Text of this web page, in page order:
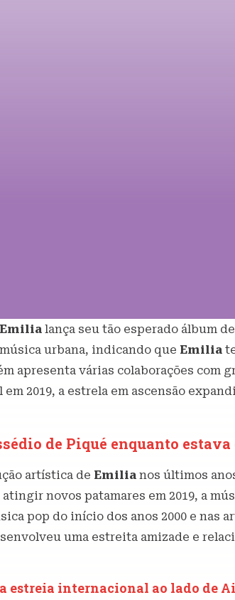
Emilia lança seu tão esperado álbum
urbana, indicando que Emilia
apresenta várias colaborações com
2019, a estrela em ascensão
de Piqué enquanto
artística de Emilia nos últimos
novos patamares em 2019, a
pop do início dos anos 2000 e nas
uma estreita amizade e
estreia internacional ao lado de